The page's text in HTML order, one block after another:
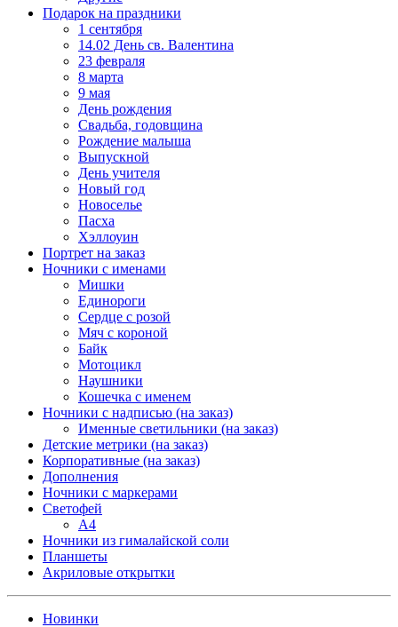
Подарок на праздники
1 сентября
14.02 День св. Валентина
23 февраля
8 марта
9 мая
День рождения
Свадьба, годовщина
Рождение малыша
Выпускной
День учителя
Новый год
Новоселье
Пасха
Хэллоуин
Портрет на заказ
Ночники с именами
Мишки
Единороги
Сердце с розой
Мяч с короной
Байк
Мотоцикл
Наушники
Кошечка с именем
Ночники с надписью (на заказ)
Именные светильники (на заказ)
Детские метрики (на заказ)
Корпоративные (на заказ)
Дополнения
Ночники с маркерами
Светофей
А4
Ночники из гималайской соли
Планшеты
Акриловые открытки
Новинки